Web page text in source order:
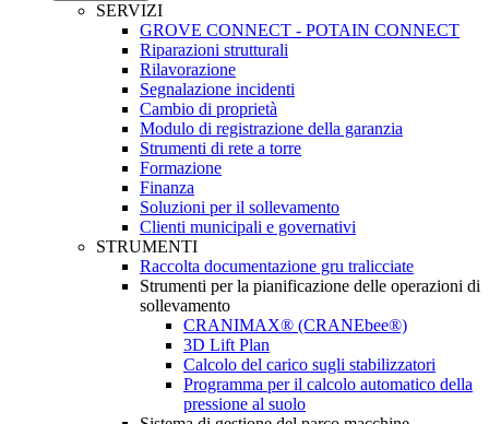
SERVIZI
GROVE CONNECT - POTAIN CONNECT
Riparazioni strutturali
Rilavorazione
Segnalazione incidenti
Cambio di proprietà
Modulo di registrazione della garanzia
Strumenti di rete a torre
Formazione
Finanza
Soluzioni per il sollevamento
Clienti municipali e governativi
STRUMENTI
Raccolta documentazione gru tralicciate
Strumenti per la pianificazione delle operazioni di
sollevamento
CRANIMAX® (CRANEbee®)
3D Lift Plan
Calcolo del carico sugli stabilizzatori
Programma per il calcolo automatico della
pressione al suolo